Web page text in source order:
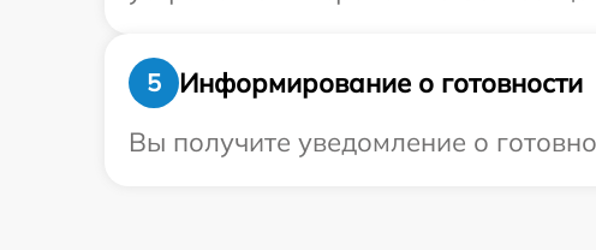
5
Информирование о готовности
Вы получите уведомление о